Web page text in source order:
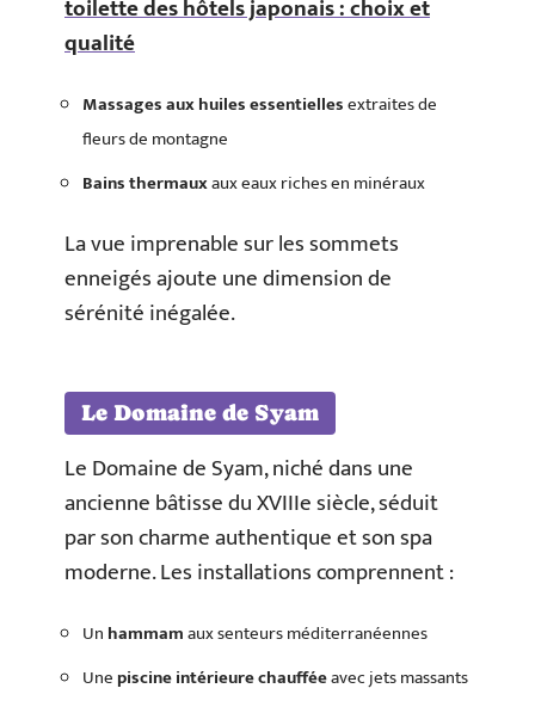
toilette des hôtels japonais : choix et
qualité
Massages aux huiles essentiellesextraites de
fleurs de montagne
Bains thermauxaux eaux riches en minéraux
La vue imprenable sur les sommets
enneigés ajoute une dimension de
sérénité inégalée.
Le Domaine de Syam
Le Domaine de Syam, niché dans une
ancienne bâtisse du XVIIIe siècle, séduit
par son charme authentique et son spa
moderne. Les installations comprennent :
Un hammamaux senteurs méditerranéennes
Unepiscine intérieure chaufféeavec jets massants